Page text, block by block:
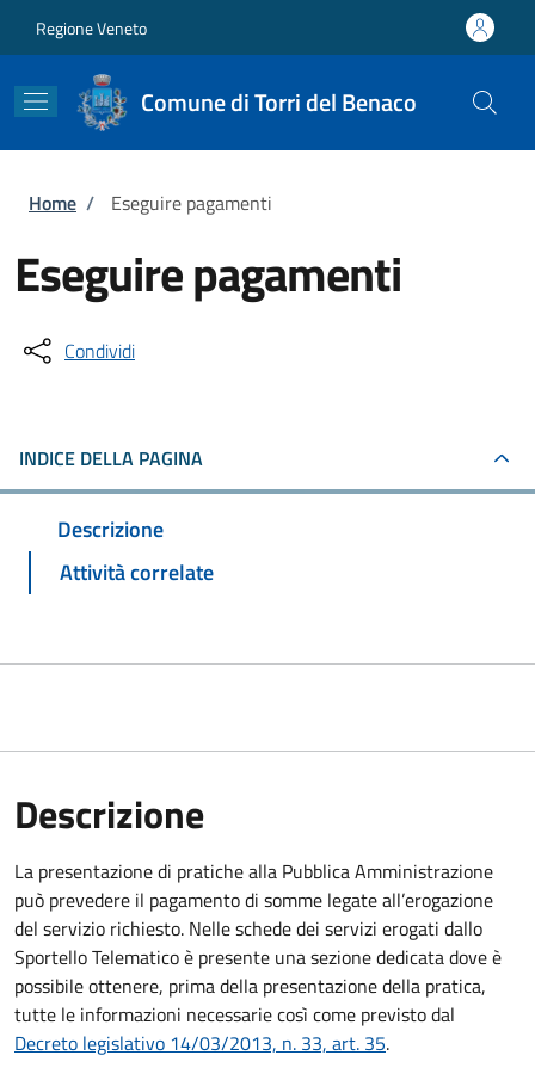
Regione Veneto
Comune di Torri del Benaco
Briciole di pane
Home / Eseguire pagamenti
Eseguire pagamenti
Condividi
INDICE DELLA PAGINA
Descrizione
Attività correlate
Descrizione
La presentazione di pratiche alla Pubblica Amministrazione
può prevedere il pagamento di somme legate all’erogazione
del servizio richiesto. Nelle schede dei servizi erogati dallo
Sportello Telematico è presente una sezione dedicata dove è
possibile ottenere, prima della presentazione della pratica,
tutte le informazioni necessarie così come previsto dal
Decreto legislativo 14/03/2013, n. 33, art. 35.